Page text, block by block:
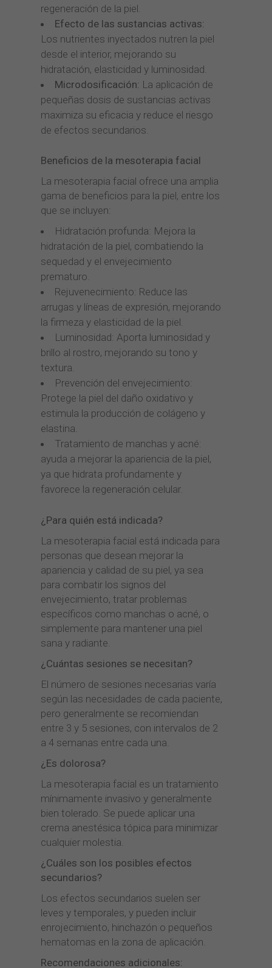
regeneración de la piel.
Efecto de las sustancias activas:
Los nutrientes inyectados nutren la piel
desde el interior, mejorando su
hidratación, elasticidad y luminosidad.
Microdosificación: La aplicación de
pequeñas dosis de sustancias activas
maximiza su eficacia y reduce el riesgo
de efectos secundarios.
Beneficios de la mesoterapia facial
La mesoterapia facial ofrece una amplia
gama de beneficios para la piel, entre los
que se incluyen:
Hidratación profunda: Mejora la
hidratación de la piel, combatiendo la
sequedad y el envejecimiento
prematuro.
Rejuvenecimiento: Reduce las
arrugas y líneas de expresión, mejorando
la firmeza y elasticidad de la piel.
Luminosidad: Aporta luminosidad y
brillo al rostro, mejorando su tono y
textura.
Prevención del envejecimiento:
Protege la piel del daño oxidativo y
estimula la producción de colágeno y
elastina.
Tratamiento de manchas y acné:
ayuda a mejorar la apariencia de la piel,
ya que hidrata profundamente y
favorece la regeneración celular.
¿Para quién está indicada?
La mesoterapia facial está indicada para
personas que desean mejorar la
apariencia y calidad de su piel, ya sea
para combatir los signos del
envejecimiento, tratar problemas
específicos como manchas o acné, o
simplemente para mantener una piel
sana y radiante.
¿Cuántas sesiones se necesitan?
El número de sesiones necesarias varía
según las necesidades de cada paciente,
pero generalmente se recomiendan
entre 3 y 5 sesiones, con intervalos de 2
a 4 semanas entre cada una.
¿Es dolorosa?
La mesoterapia facial es un tratamiento
mínimamente invasivo y generalmente
bien tolerado. Se puede aplicar una
crema anestésica tópica para minimizar
cualquier molestia.
¿Cuáles son los posibles efectos
secundarios?
Los efectos secundarios suelen ser
leves y temporales, y pueden incluir
enrojecimiento, hinchazón o pequeños
hematomas en la zona de aplicación.
Recomendaciones adicionales: